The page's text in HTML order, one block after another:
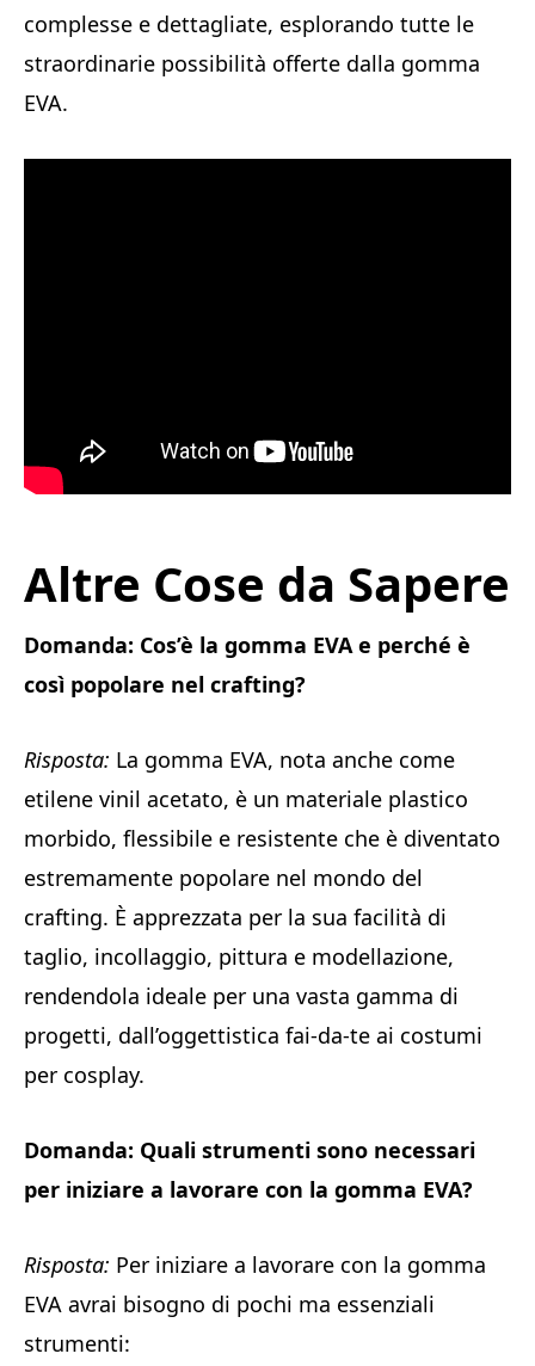
complesse e dettagliate, esplorando tutte le
straordinarie possibilità offerte dalla gomma
EVA.
Altre Cose da Sapere
Domanda: Cos’è la gomma EVA e perché è
così popolare nel crafting?
Risposta: La gomma EVA, nota anche come
etilene vinil acetato, è un materiale plastico
morbido, flessibile e resistente che è diventato
estremamente popolare nel mondo del
crafting. È apprezzata per la sua facilità di
taglio, incollaggio, pittura e modellazione,
rendendola ideale per una vasta gamma di
progetti, dall’oggettistica fai-da-te ai costumi
per cosplay.
Domanda: Quali strumenti sono necessari
per iniziare a lavorare con la gomma EVA?
Risposta: Per iniziare a lavorare con la gomma
EVA avrai bisogno di pochi ma essenziali
strumenti: